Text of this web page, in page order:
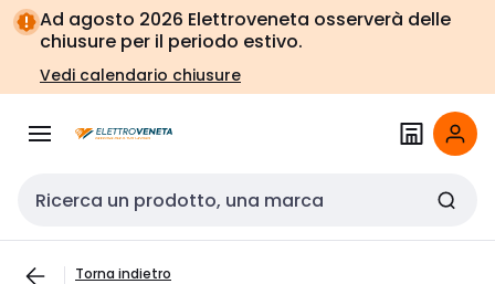
Vai alla
navigazione
Vai
alla
pagina
Ad agosto 2026 Elettroveneta osserverà delle
chiusure per il periodo estivo.
Vedi calendario chiusure
Cerca input
Torna indietro